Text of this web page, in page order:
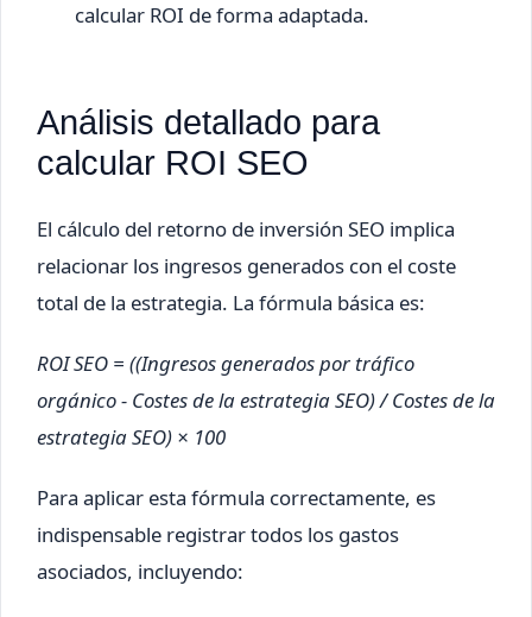
calcular ROI de forma adaptada.
Análisis detallado para
calcular ROI SEO
El cálculo del retorno de inversión SEO implica
relacionar los ingresos generados con el coste
total de la estrategia. La fórmula básica es:
ROI SEO = ((Ingresos generados por tráfico
orgánico - Costes de la estrategia SEO) / Costes de la
estrategia SEO) × 100
Para aplicar esta fórmula correctamente, es
indispensable registrar todos los gastos
asociados, incluyendo: